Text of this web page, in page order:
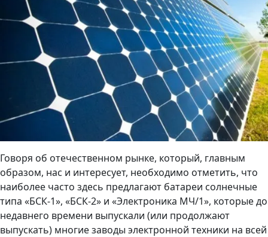
Говоря об отечественном рынке, который, главным
образом, нас и интересует, необходимо отметить, что
наиболее часто здесь предлагают батареи солнечные
типа «БСК-1», «БСК-2» и «Электроника МЧ/1», которые до
недавнего времени выпускали (или продолжают
выпускать) многие заводы электронной техники на всей